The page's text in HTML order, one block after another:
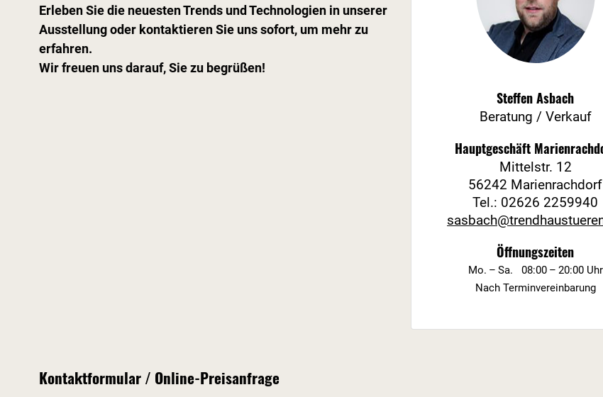
Erleben Sie die neuesten Trends und Technologien in unserer
Ausstellung oder kontaktieren Sie uns sofort, um mehr zu
erfahren.
Wir freuen uns darauf, Sie zu begrüßen!
Steffen Asbach
Beratung / Verkauf
Hauptgeschäft
Mittelstr. 12
56242 Marienrachdorf
Tel.: 02626 2259940
Öffnungszeiten
Mo. – Sa. 08:00 – 20:00 Uhr
Nach Terminvereinbarung
Kontaktformular / Online-Preisanfrage